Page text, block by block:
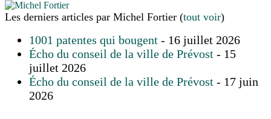
Les derniers articles par Michel Fortier (tout voir)
1001 patentes qui bougent - 16 juillet 2026
Écho du conseil de la ville de Prévost - 15
juillet 2026
Écho du conseil de la ville de Prévost - 17 juin
2026